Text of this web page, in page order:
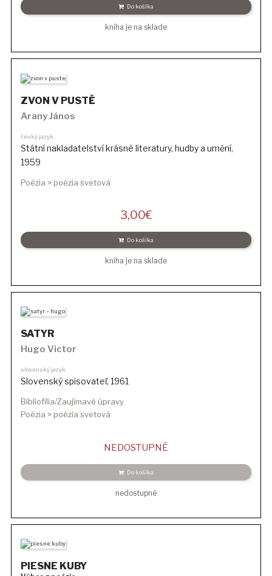
Do košíka
kniha je na sklade
ZVON V PUSTĚ
Arany János
český jazyk
Státní nakladatelství krásné literatury, hudby a umění,
1959
Poézia > poézia svetová
3,00€
Do košíka
kniha je na sklade
SATYR
Hugo Victor
slovenský jazyk
Slovenský spisovateľ, 1961
Bibliofília/Zaujímavé úpravy
Poézia > poézia svetová
NEDOSTUPNÉ
Do košíka
nedostupné
PIESNE KUBY